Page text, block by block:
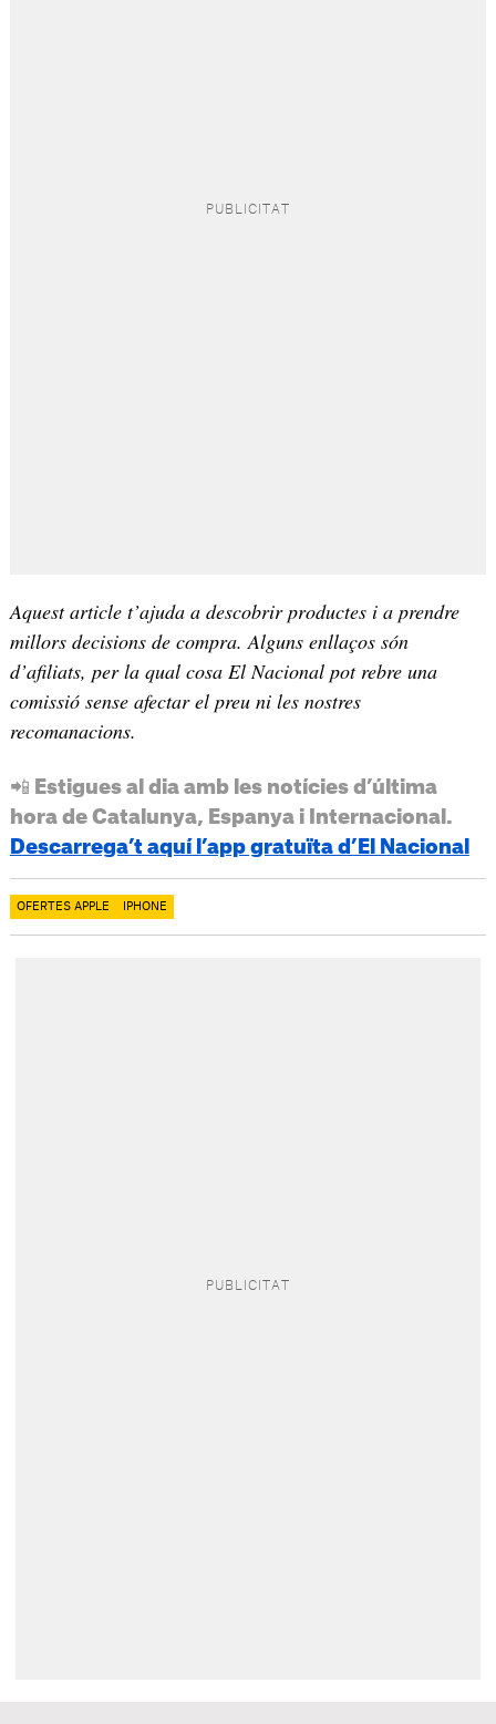
Aquest article t’ajuda a descobrir productes i a prendre
millors decisions de compra. Alguns enllaços són
d’afiliats, per la qual cosa El Nacional pot rebre una
comissió sense afectar el preu ni les nostres
recomanacions.
📲 Estigues al dia amb les notícies d’última
hora de Catalunya, Espanya i Internacional.
Descarrega’t aquí l’app gratuïta d’El Nacional
OFERTES APPLE IPHONE